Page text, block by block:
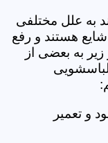
به علل مختلفی
هستند و رفع
زیر به بعضی از
و تعمیر